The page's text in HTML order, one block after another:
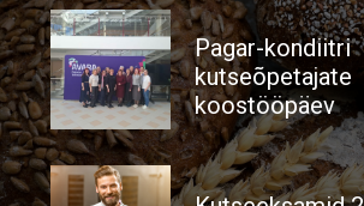
Pagar-kondiitri
kutseõpetajate
koostööpäev